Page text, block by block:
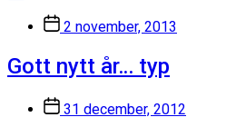
Inläggsdatum
2 november, 2013
Gott nytt år… typ
Inläggsdatum
31 december, 2012